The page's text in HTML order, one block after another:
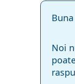
Noi